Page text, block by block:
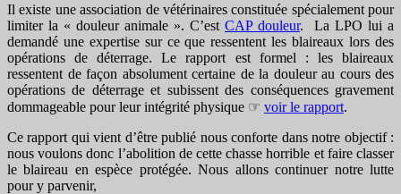
Il existe une association de vétérinaires constituée spécialement pour
limiter la « douleur animale ». C’est CAP douleur. La LPO lui a
demandé une expertise sur ce que ressentent les blaireaux lors des
opérations de déterrage. Le rapport est formel : les blaireaux
ressentent de façon absolument certaine de la douleur au cours des
opérations de déterrage et subissent des conséquences gravement
dommageable pour leur intégrité physique ☞ voir le rapport.
Ce rapport qui vient d’être publié nous conforte dans notre objectif :
nous voulons donc l’abolition de cette chasse horrible et faire classer
le blaireau en espèce protégée. Nous allons continuer notre lutte
pour y parvenir,